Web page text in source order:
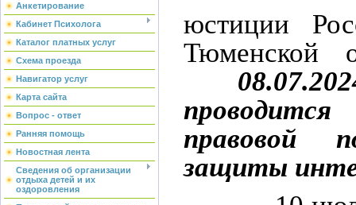
Анкетирование
Кабинет Психолога
Каталог платных услуг
Схема проезда
Навигатор услуг
Карта сайта
Вопрос - ответ
Ранняя помощь
Новостная лента
Сведения об организации
отдыха детей и их
оздоровления
юстиции
проводится
правовой
защиты